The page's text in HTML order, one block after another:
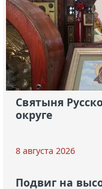
Святыня
округе
8 августа 2026
Подвиг на